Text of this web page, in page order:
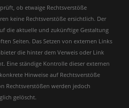
ob etwaige Rechtsverstöße
keine Rechtsverstöße ersichtlich. Der
die aktuelle und zukünftige Gestaltung
Seiten. Das Setzen von externen Links
die hinter dem Verweis oder Link
Eine ständige Kontrolle dieser externen
Hinweise auf Rechtsverstöße
Rechtsverstößen werden jedoch
gelöscht.